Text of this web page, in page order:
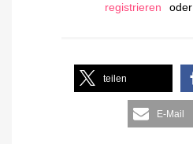
registrieren oder
teilen
E-Mail